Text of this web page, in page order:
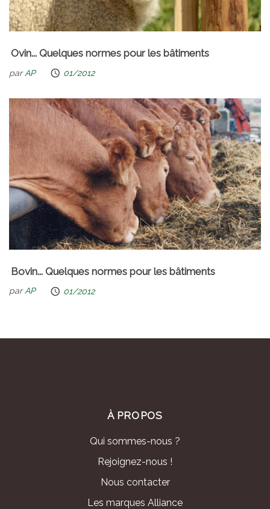
Ovin... Quelques normes pour les bâtiments
parAP 01/2012
Bovin... Quelques normes pour les bâtiments
parAP 01/2012
À PROPOS
Qui sommes-nous ?
Rejoignez-nous !
Nous contacter
Les marques Alliance